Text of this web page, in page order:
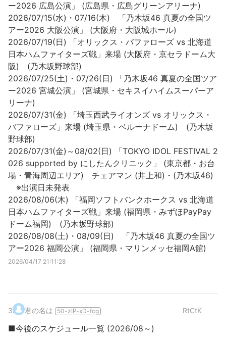
ー2026 広島公演」 (広島県・広島グリーンアリーナ)
2026/07/15(水)・07/16(木) 「乃木坂46 真夏の全国ツ
アー2026 大阪公演」 (大阪府・大阪城ホール)
2026/07/19(日) 「オリックス・バファローズ vs 北海道
日本ハムファイターズ戦」来場 (大阪府・京セラドーム大
阪) (乃木坂野球部)
2026/07/25(土)・07/26(日) 「乃木坂46 真夏の全国ツア
ー2026 宮城公演」 (宮城県・セキスイハイムスーパーア
リーナ)
2026/07/31(金) 「埼玉西武ライオンズ vs オリックス・
バファローズ」来場 (埼玉県・ベルーナドーム) (乃木坂
野球部)
2026/07/31(金)～08/02(日) 「TOKYO IDOL FESTIVAL 2
026 supported by にしたんクリニック」 (東京都・お台
場・青海周辺エリア) チェアマン (井上和)・(乃木坂46)
※出演日未発表
2026/08/06(木) 「福岡ソフトバンクホークス vs 北海道
日本ハムファイターズ戦」来場 (福岡県・みずほPayPay
ドーム福岡) (乃木坂野球部)
2026/08/08(土)・08/09(日) 「乃木坂46 真夏の全国ツ
アー2026 福岡公演」 (福岡県・マリンメッセ福岡A館)
2026/04/17 21:11:28
3. 君の名は 50-zIP-xD-fcg RtCtK
■今後のスケジュール一覧 (2026/08～)